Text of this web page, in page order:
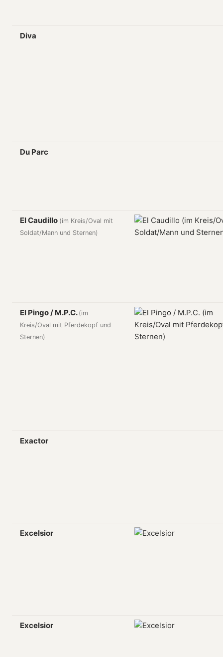
Diva
Du Parc
El Caudillo (im Kreis/Oval mit
Soldat/Mann und Sternen)
El Pingo / M.P.C. (im
Kreis/Oval mit Pferdekopf und
Sternen)
Exactor
Excelsior
Excelsior